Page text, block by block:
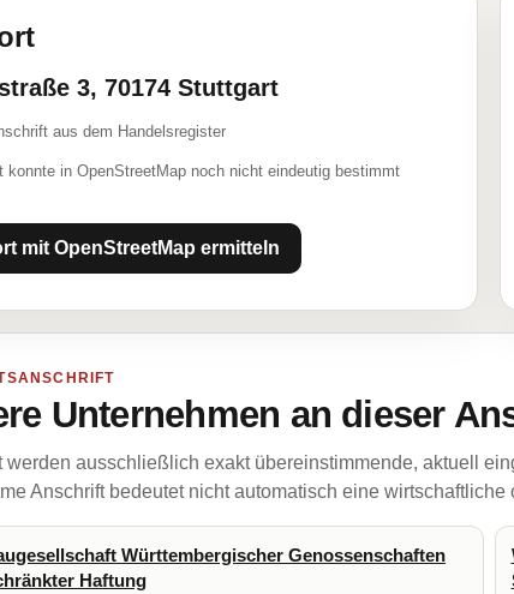
3, 70174 Stuttgart
aus dem Handelsregister
konnte in OpenStreetMap noch nicht eindeutig bestimmt
mit OpenStreetMap ermitteln
Unternehmen an dieser
werden ausschließlich exakt übereinstimmende, aktuell
Anschrift bedeutet nicht automatisch eine
Württembergischer Genossenschaften
Haftung